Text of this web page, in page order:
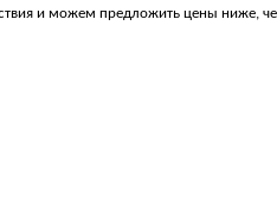
и можем предложить цены ниже,